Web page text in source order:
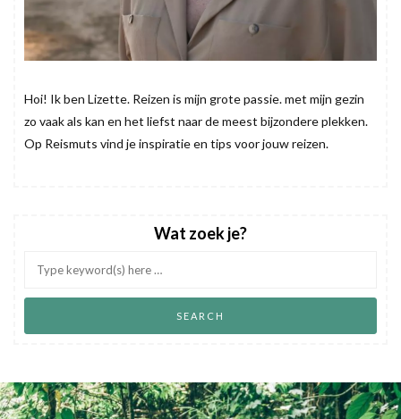
Hoi! Ik ben Lizette. Reizen is mijn grote passie. met mijn gezin
zo vaak als kan en het liefst naar de meest bijzondere plekken.
Op Reismuts vind je inspiratie en tips voor jouw reizen.
Wat zoek je?